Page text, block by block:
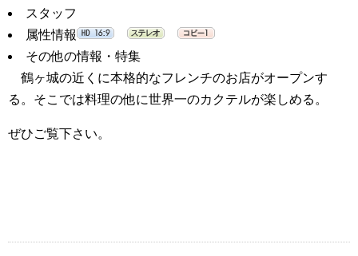
スタッフ
属性情報
その他の情報 ・特集
鶴ヶ城の近くに本格的なフレンチのお店がオープンす
る。そこでは料理の他に世界一のカクテルが楽しめる。
ぜひご覧下さい。